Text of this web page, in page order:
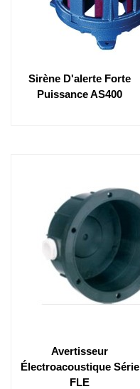
Sirène D'alerte Forte
Puissance AS400
Avertisseur
Électroacoustique Série
FLE